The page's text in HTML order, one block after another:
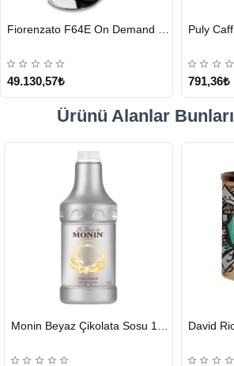
GÖNDERİ
49.130,57₺
GÖNDERİ
791,36₺
Ürünü Alanlar
GÖNDERİ
GÖNDERİ
David